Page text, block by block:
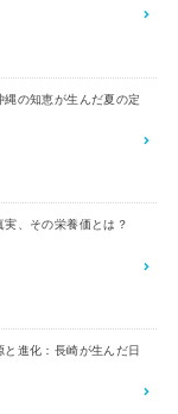
の知恵が生んだ夏の定
、その栄養価とは？
進化：長崎が生んだ日